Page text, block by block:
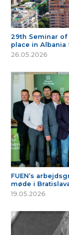
29th Seminar of
place in
26.05.2026
FUEN’s
møde i
19.05.2026